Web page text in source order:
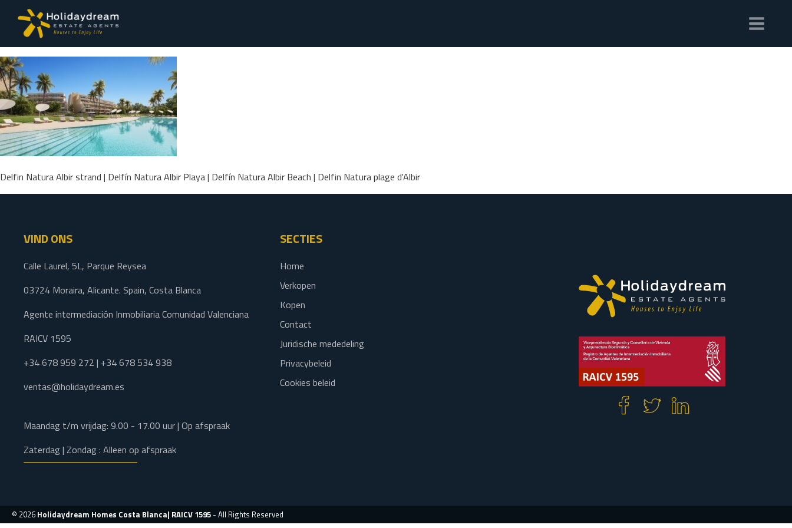
Delfin Natura Albir strand | Delfín Natura Albir Playa | Delfín Natura Albir Beach | Delfin Natura plage d'Albir
VIND ONS
Calle Laurel, 5L, Parque Reysea
03724 Moraira, Alicante. Spain, Costa Blanca
Agente intermediación Inmobiliaria Comunidad Valenciana
RAICV 1595
+34 678 959 272 | +34 678 534 938
ventas@holidaydream.es
Maandag t/m vrijdag: 9.00 - 17.00 uur | Op afspraak
Zaterdag | Zondag : Alleen op afspraak
SECTIES
Home
Verkopen
Kopen
Contact
Juridische mededeling
Privacybeleid
Cookies beleid
© 2026 Holidaydream Homes Costa Blanca| RAICV 1595 - All Rights Reserved